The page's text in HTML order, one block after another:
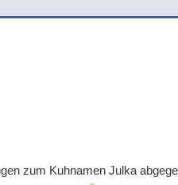
zum Kuhnamen Julka